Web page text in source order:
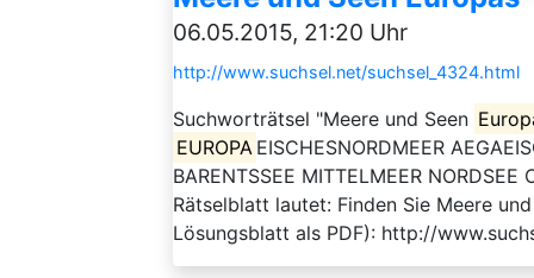
06.05.2015, 21:20 Uhr
http://www.suchsel.net/suchsel_4324.html
Suchworträtsel "Meere und Seen
EUROPA EISCHESNORDMEER
BARENTSSEE MITTELMEER
Rätselblatt lautet: Finden Sie Meere
Lösungsblatt als PDF): http://